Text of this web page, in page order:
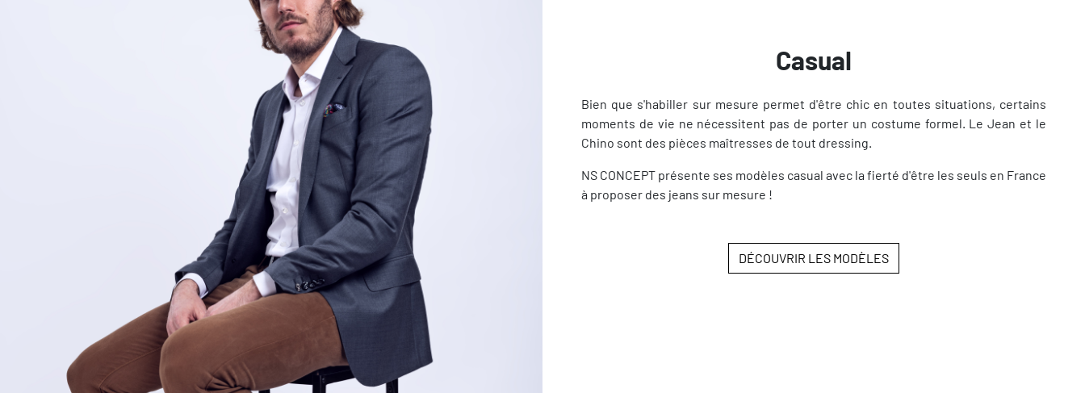
Casual
Bien que s'habiller sur mesure permet d'être chic en toutes situations, certains
moments de vie ne nécessitent pas de porter un costume formel. Le Jean et le
Chino sont des pièces maîtresses de tout dressing.
NS CONCEPT présente ses modèles casual avec la fierté d'être les seuls en France
à proposer des jeans sur mesure !
DÉCOUVRIR LES MODÈLES